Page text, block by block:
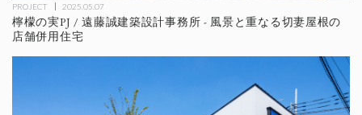
PROJECT 2025.05.07
檸檬の実PJ / 遠藤誠建築設計事務所 - 風景と重なる切妻屋根の
店舗併用住宅